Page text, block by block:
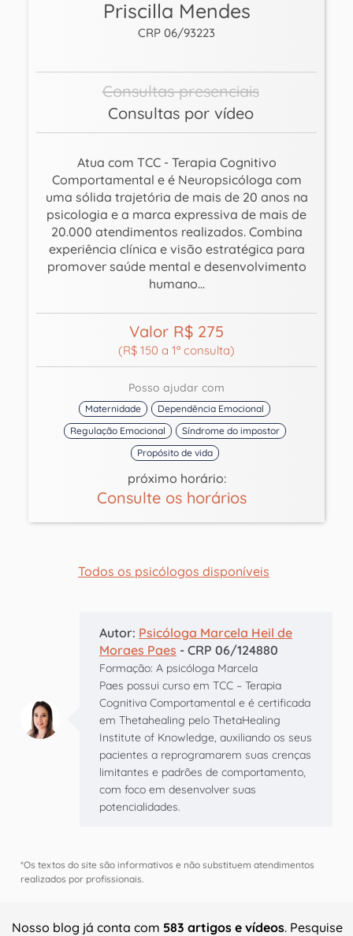
Priscilla Mendes
CRP 06/93223
Consultas presenciais
Consultas por vídeo
Atua com TCC - Terapia Cognitivo
Comportamental e é Neuropsicóloga com
uma sólida trajetória de mais de 20 anos na
psicologia e a marca expressiva de mais de
20.000 atendimentos realizados. Combina
experiência clínica e visão estratégica para
promover saúde mental e desenvolvimento
humano...
Valor R$ 275
(R$ 150 a 1ª consulta)
Posso ajudar com
Maternidade
Dependência Emocional
Regulação Emocional
Síndrome do impostor
Propósito de vida
próximo horário:
Consulte os horários
Todos os psicólogos disponíveis
Autor: Psicóloga Marcela Heil de
Moraes Paes - CRP 06/124880
Formação: A psicóloga Marcela
Paes possui curso em TCC – Terapia
Cognitiva Comportamental e é certificada
em Thetahealing pelo ThetaHealing
Institute of Knowledge, auxiliando os seus
pacientes a reprogramarem suas crenças
limitantes e padrões de comportamento,
com foco em desenvolver suas
potencialidades.
*Os textos do site são informativos e não substituem atendimentos
realizados por profissionais.
Nosso blog já conta com 583 artigos e vídeos. Pesquise